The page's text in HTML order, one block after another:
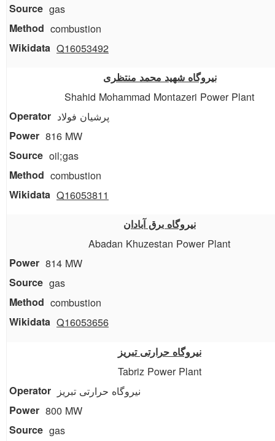
gas
combustion
Q16053492
نیروگاه شهید محمد منتظری
Shahid Mohammad Montazeri Power Plant
پرشیان فولاد
816 MW
oil;gas
combustion
Q16053811
نیروگاه برق آبادان
Abadan Khuzestan Power Plant
814 MW
gas
combustion
Q16053656
نیروگاه حرارتی تبریز
Tabriz Power Plant
نیروگاه حرارتی تبریز
800 MW
gas